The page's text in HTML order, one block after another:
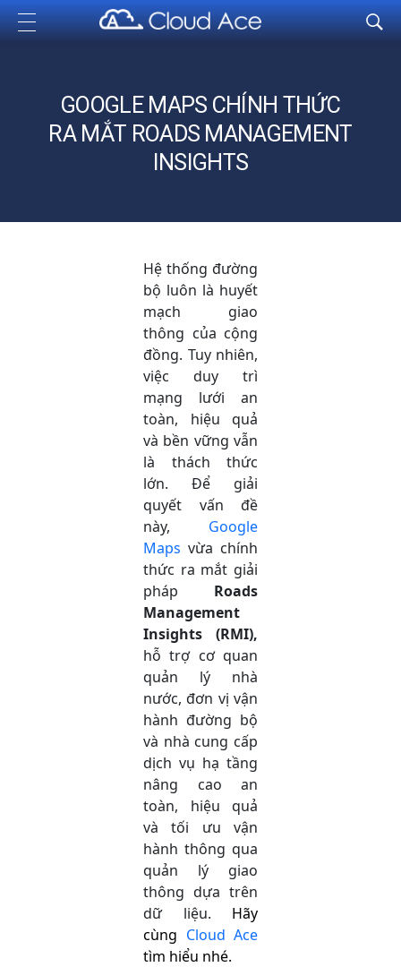
Cloud Ace
Nhà cung cấp giải pháp trên GCP cho doanh nghiệp
GOOGLE MAPS CHÍNH THỨC
RA MẮT ROADS MANAGEMENT
INSIGHTS
Hệ thống đường
bộ luôn là huyết
mạch giao
thông của cộng
đồng. Tuy nhiên,
việc duy trì
mạng lưới an
toàn, hiệu quả
và bền vững vẫn
là thách thức
lớn. Để giải
quyết vấn đề
này, Google
Maps vừa chính
thức ra mắt giải
pháp Roads
Management
Insights (RMI),
hỗ trợ cơ quan
quản lý nhà
nước, đơn vị vận
hành đường bộ
và nhà cung cấp
dịch vụ hạ tầng
nâng cao an
toàn, hiệu quả
và tối ưu vận
hành thông qua
quản lý giao
thông dựa trên
dữ liệu. Hãy
cùng Cloud Ace
tìm hiểu nhé.